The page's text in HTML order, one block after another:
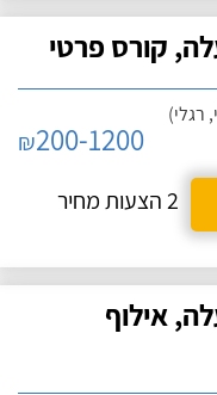
קורס פרטי
רגלי)
₪200-1200
2 הצעות מחיר
אילוף